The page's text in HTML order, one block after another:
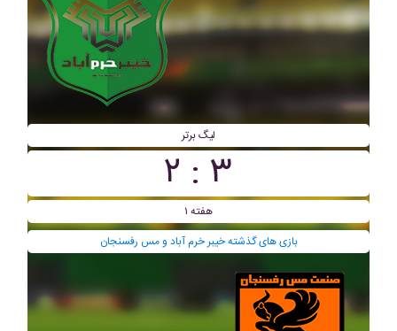
لیگ برتر
۳ : ۲
هفته ۱
بازی های گذشته خيبر خرم آباد و مس رفسنجان